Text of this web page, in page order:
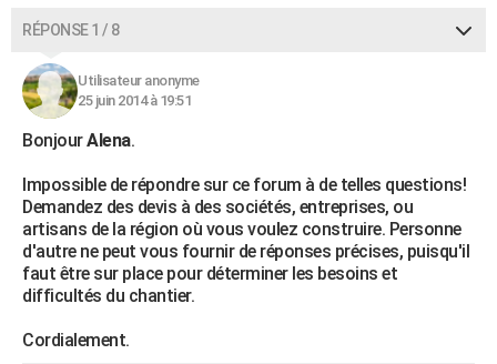
Dictionnaire
Biographies
Citations
Expressions
Proverbes
PROGRAMME TV
COPAINS D'AVANT
S'inscrire
Se connecter
Lycées
Collèges
Primaires
Universités
Entreprises
Service militaire
Avis de recherche
Bricolage
Lifestyle
Culture
Sport
Auto
Television
Voyage
Cinema
RÉPONSE 1 / 8
Utilisateur anonyme
25 juin 2014 à 19:51
BonjourAlena.
Impossible de répondre sur ce forum à de telles questions!
Demandez des devis à des sociétés, entreprises, ou
artisans de la région où vous voulez construire. Personne
d'autre ne peut vous fournir de réponses précises, puisqu'il
faut être sur place pour déterminer les besoins et
difficultés du chantier.
Cordialement.